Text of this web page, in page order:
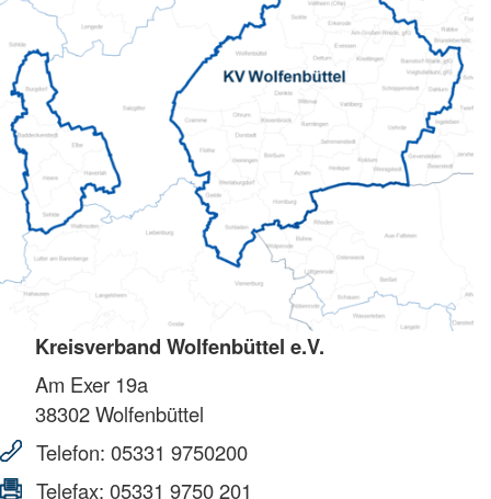
Kreisverband Wolfenbüttel e.V.
Am Exer 19a
38302Wolfenbüttel
Telefon: 05331 9750200
Telefax: 05331 9750 201